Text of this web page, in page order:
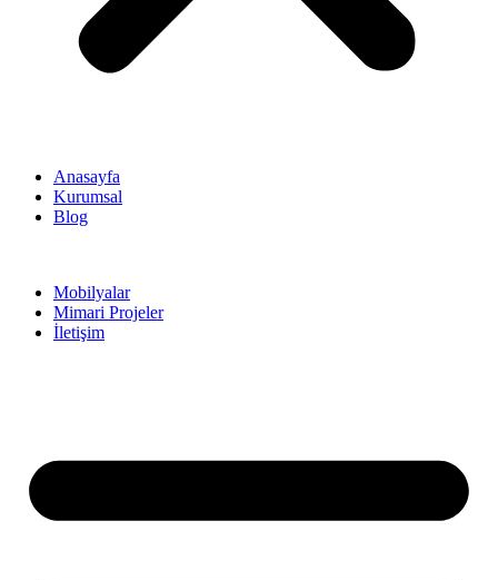
Anasayfa
Kurumsal
Blog
Mobilyalar
Mimari Projeler
İletişim